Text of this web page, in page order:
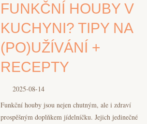
FUNKČNÍ HOUBY V
KUCHYNI? TIPY NA
(PO)UŽÍVÁNÍ +
RECEPTY
2025-08-14
Funkční houby jsou nejen chutným, ale i zdraví
prospěšným doplňkem jídelníčku. Jejich jedinečné